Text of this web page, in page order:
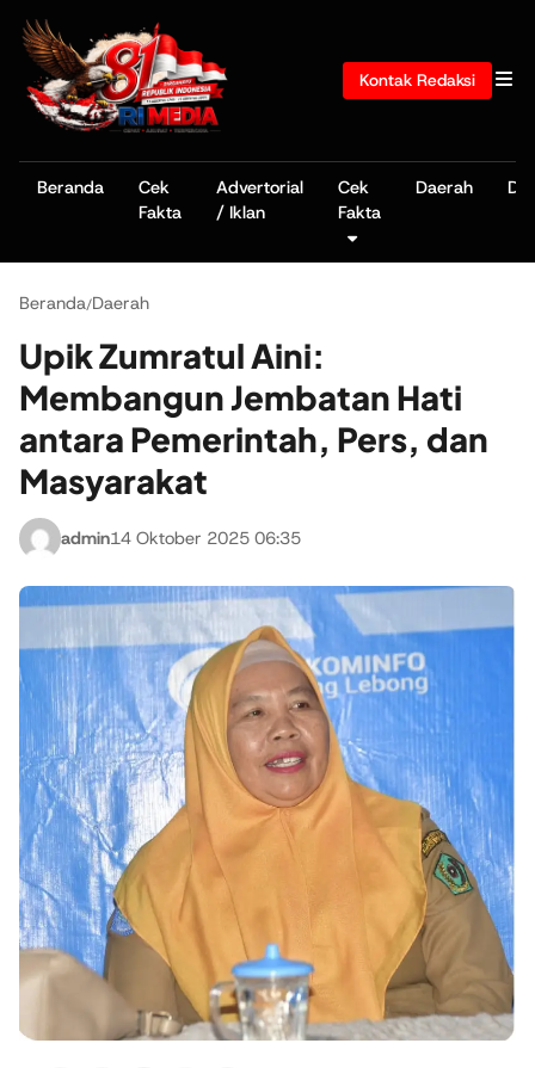
Kontak Redaksi
Beranda
Cek
Fakta
Advertorial
/ Iklan
Cek
Fakta
Daerah
Beranda/Daerah
Upik Zumratul Aini:
Membangun Jembatan Hati
antara Pemerintah, Pers, dan
Masyarakat
admin14 Oktober 2025 06:35